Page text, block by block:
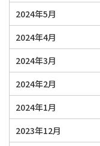
2024年5月
2024年4月
2024年3月
2024年2月
2024年1月
2023年12月